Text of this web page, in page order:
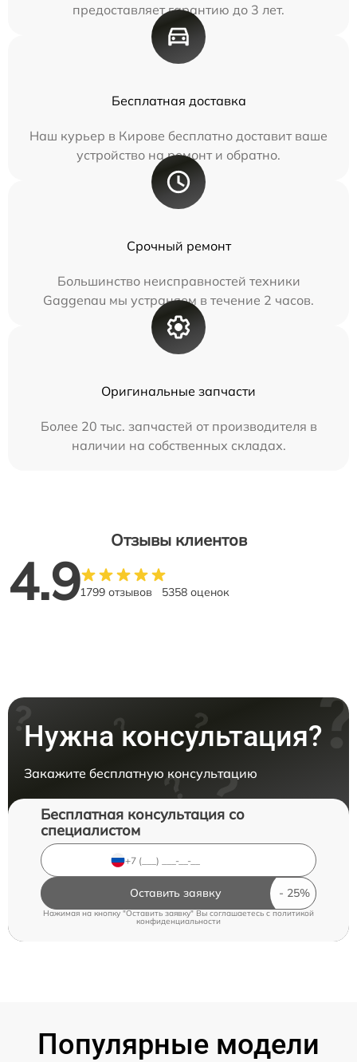
предоставляет гарантию до 3 лет.
Бесплатная доставка
Наш курьер в Кирове бесплатно доставит ваше
устройство на ремонт и обратно.
Срочный ремонт
Большинство неисправностей техники
Gaggenau мы устраняем в течение 2 часов.
Оригинальные запчасти
Более 20 тыс. запчастей от производителя в
наличии на собственных складах.
Отзывы клиентов
4.91799 отзывов 5358 оценок
Нужна консультация?
Закажите бесплатную консультацию
Бесплатная консультация со
специалистом
Оставить заявку
Нажимая на кнопку "Оставить заявку" Вы соглашаетесь c политикой
конфиденциальности
Популярные модели